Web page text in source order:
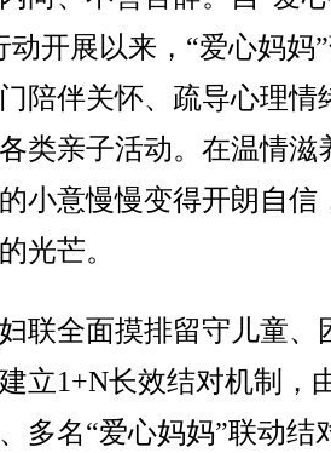
动开展以来，“爱心妈妈
陪伴关怀、疏导心理情
类亲子活动。在温情滋
小意慢慢变得开朗自信
光芒。
全面摸排留守儿童、
立1+N长效结对机制，
多名“爱心妈妈”联动结